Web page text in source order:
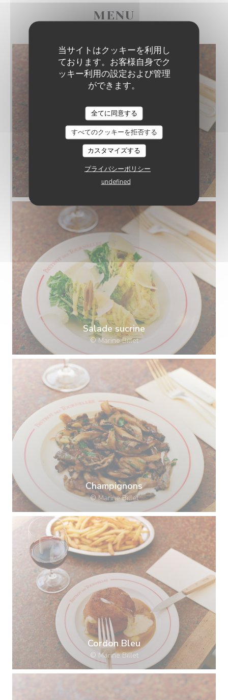
当サイトはクッキーを利用し
ております。お客様自身でク
ッキー利用の設定および管理
ができます。
全てに同意する
すべてのクッキーを拒否する
カスタマイズする
プライバシーポリシー
undefined
MENU
Oeufs Mayonnaise
© Marine Billet
Salade sucrine
© Marine Billet
Champignons
© Marine Billet
Cordon Bleu
© Marine Billet